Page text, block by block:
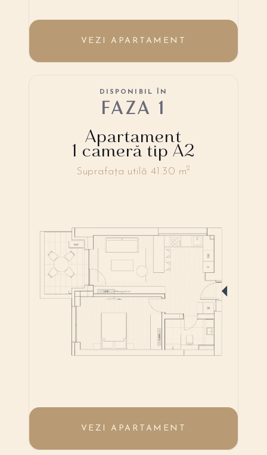
VEZI APARTAMENT
Apartament
1 cameră tip A2
DISPONIBIL ÎN
FAZA 1
Suprafața utilă 41.30 m2
VEZI APARTAMENT